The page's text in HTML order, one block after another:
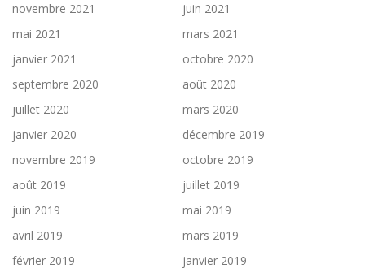
novembre 2021
juin 2021
mai 2021
mars 2021
janvier 2021
octobre 2020
septembre 2020
août 2020
juillet 2020
mars 2020
janvier 2020
décembre 2019
novembre 2019
octobre 2019
août 2019
juillet 2019
juin 2019
mai 2019
avril 2019
mars 2019
février 2019
janvier 2019